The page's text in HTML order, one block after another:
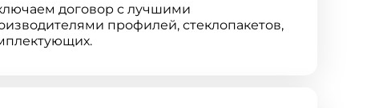
договор с лучшими
профилей, стеклопакетов,